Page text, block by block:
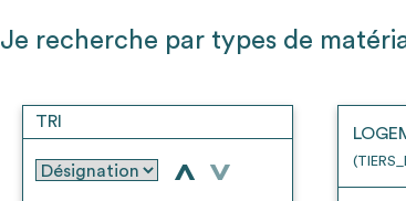
Je recherche par types de
TRI
> >